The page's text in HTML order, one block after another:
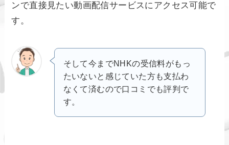
ンで直接見たい動画配信サービスにアクセス可能で
す。
そして今までNHKの受信料がもっ
たいないと感じていた方も支払わ
なくて済むので口コミでも評判で
す。